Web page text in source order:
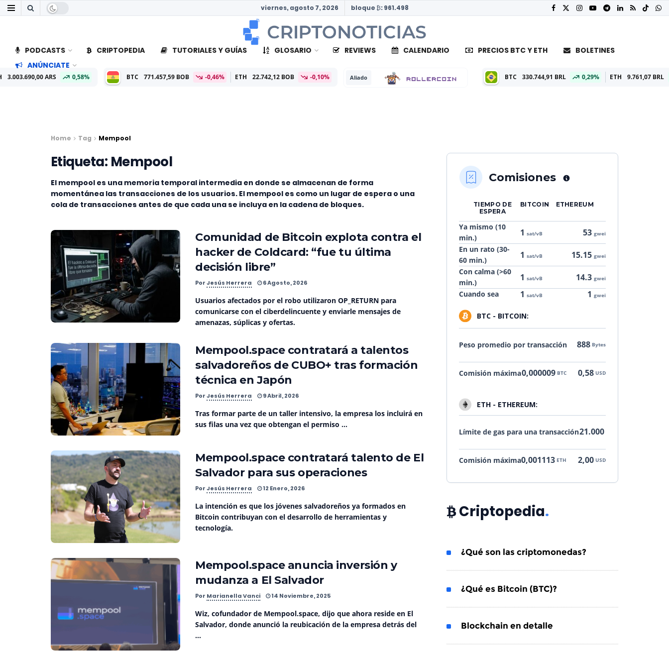
viernes, agosto 7, 2026 bloque ₿: 961.498
PODCASTS CRIPTOPEDIA TUTORIALES Y GUÍAS GLOSARIO REVIEWS CALENDARIO PRECIOS BTC Y ETH
BOLETINES
ANÚNCIATE
0,58% BTC 771.457,59 BOB -0,46% ETH 22.742,12 BOB -0,10% Aliado BTC 330.744,91 BRL 0,29% ETH 9.761,07 BRL 0,32%
Home Tag Mempool
Etiqueta: Mempool
El mempool es una memoria temporal intermedia en donde se almacenan de forma
momentánea las transacciones de los usuarios. El mempool es como un lugar de espera o una
cola de transacciones antes de que cada una se incluya en la cadena de bloques.
Comunidad de Bitcoin explota contra el
hacker de Coldcard: “fue tu última
decisión libre”
PorJesús Herrera 6 Agosto, 2026
Usuarios afectados por el robo utilizaron OP_RETURN para
comunicarse con el ciberdelincuente y enviarle mensajes de
amenazas, súplicas y ofertas.
Mempool.space contratará a talentos
salvadoreños de CUBO+ tras formación
técnica en Japón
PorJesús Herrera 9 Abril, 2026
Tras formar parte de un taller intensivo, la empresa los incluirá en
sus filas una vez que obtengan el permiso ...
Mempool.space contratará talento de El
Salvador para sus operaciones
PorJesús Herrera 12 Enero, 2026
La intención es que los jóvenes salvadoreños ya formados en
Bitcoin contribuyan con el desarrollo de herramientas y
tecnología.
Mempool.space anuncia inversión y
mudanza a El Salvador
Por Marianella Vanci 14 Noviembre, 2025
Wiz, cofundador de Mempool.space, dijo que ahora reside en El
Salvador, donde anunció la reubicación de la empresa detrás del
...
Comisiones
TIEMPO DE
ESPERA
BITCOIN ETHEREUM
Ya mismo (10
min.)
1 sat/vB 53 gwei
En un rato (30-
60 min.)
1 sat/vB 15.15 gwei
Con calma (>60
min.)
1 sat/vB 14.3 gwei
Cuando sea 1 sat/vB 1 gwei
BTC - BITCOIN:
Peso promedio por transacción 888 Bytes
Comisión máxima0,000009 BTC 0,58 USD
ETH - ETHEREUM:
Límite de gas para una transacción21.000
Comisión máxima0,001113 ETH 2,00 USD
Criptopedia.
¿Qué son las criptomonedas?
¿Qué es Bitcoin (BTC)?
Blockchain en detalle